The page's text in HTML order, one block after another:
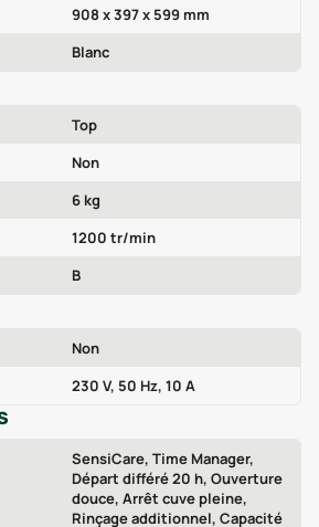
908 x 397 x 599 mm
Blanc
Top
Non
6 kg
1200 tr/min
B
Non
230 V, 50 Hz, 10 A
SensiCare, Time Manager,
Départ différé 20 h, Ouverture
douce, Arrêt cuve pleine,
Rinçage additionnel, Capacité